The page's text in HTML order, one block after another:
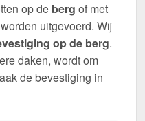
op de berg of met
worden uitgevoerd. Wij
op de berg.
daken, wordt om
de bevestiging in